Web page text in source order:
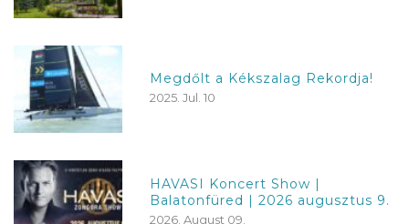
Megdőlt a Kékszalag Rekordja!
2025. Jul. 10
HAVASI Koncert Show |
Balatonfüred | 2026 augusztus 9.
2026. August 09.